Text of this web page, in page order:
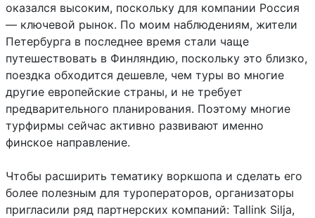
оказался высоким, поскольку для компании Россия
— ключевой рынок. По моим наблюдениям, жители
Петербурга в последнее время стали чаще
путешествовать в Финляндию, поскольку это близко,
поездка обходится дешевле, чем туры во многие
другие европейские страны, и не требует
предварительного планирования. Поэтому многие
турфирмы сейчас активно развивают именно
финское направление.
Чтобы расширить тематику воркшопа и сделать его
более полезным для туроператоров, организаторы
пригласили ряд партнерских компаний: Tallink Silja,